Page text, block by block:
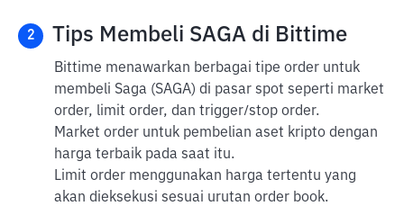
2 Tips Membeli SAGA di Bittime
Bittime menawarkan berbagai tipe order untuk
membeli Saga (SAGA) di pasar spot seperti market
order, limit order, dan trigger/stop order.
Market order untuk pembelian aset kripto dengan
harga terbaik pada saat itu.
Limit order menggunakan harga tertentu yang
akan dieksekusi sesuai urutan order book.